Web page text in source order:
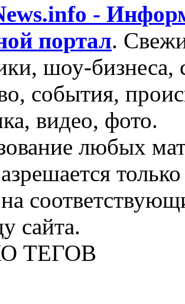
-
портал.
шоу-бизнеса,
события,
видео, фото.
любых
сайта.
ТЕГОВ